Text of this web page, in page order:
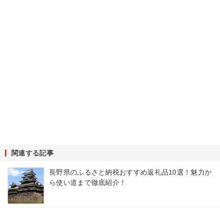
関連する記事
長野県のふるさと納税おすすめ返礼品10選！魅力か
ら使い道まで徹底紹介！